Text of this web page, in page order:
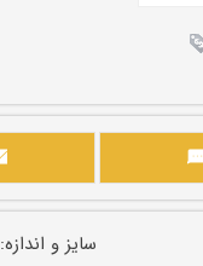
سایز و اندازه: